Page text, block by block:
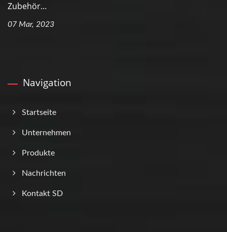
Zubehör...
07 Mar, 2023
Navigation
Startseite
Unternehmen
Produkte
Nachrichten
Kontakt SD